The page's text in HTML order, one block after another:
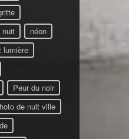
nuit
néon
lumière
Peur du noir
de nuit ville